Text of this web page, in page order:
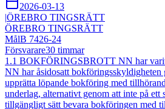
2026-03-13
|ÖREBRO TINGSRÄTT
ÖREBRO TINGSRÄTT
MålB 7426-24
Försvarare30 timmar
1.1 BOKFÖRINGSBROTT NN har
NN har åsidosatt bokföringsskyldigheten
upprätta löpande bokföring med
underlag, alternativt genom att inte på ett
tillgängligt sätt bevara bokföringen med